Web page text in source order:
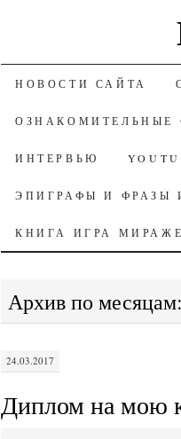
К СОДЕРЖАНИЮ
НОВОСТИ САЙТА
ОЗНАКОМИТЕЛЬНЫЕ
ИНТЕРВЬЮ
ЭПИГРАФЫ И ФРАЗЫ
КНИГА ИГРА
Архив по месяцам:
24.03.2017
Диплом на мою